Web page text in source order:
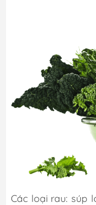
Các loại rau: súp